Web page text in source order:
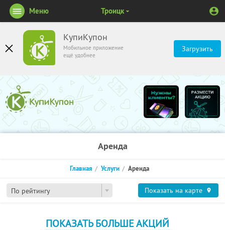
КупиКупон
Мобильное приложение
ещё удобнее
Загрузить
Меню Троицк
Аренда
По рейтингу
Главная Услуги Аренда
Показать на карте
ПОКАЗАТЬ БОЛЬШЕ АКЦИЙ